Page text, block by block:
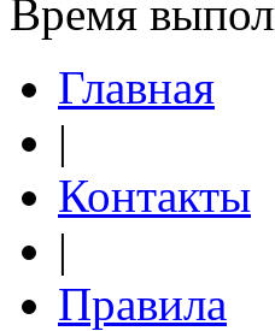
Время
Главная
|
Контакты
|
Правила